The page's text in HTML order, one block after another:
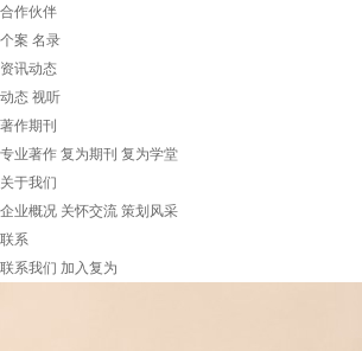
合作伙伴
个案 名录
资讯动态
动态 视听
著作期刊
专业著作 复为期刊 复为学堂
关于我们
企业概况 关怀交流 策划风采
联系
联系我们 加入复为